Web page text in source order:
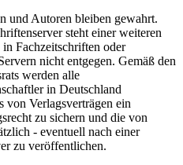
und Autoren bleiben gewahrt.
steht einer weiteren
Fachzeitschriften oder
nicht entgegen. Gemäß den
werden alle
in Deutschland
von Verlagsverträgen ein
zu sichern und die von
- eventuell nach einer
zu veröffentlichen.